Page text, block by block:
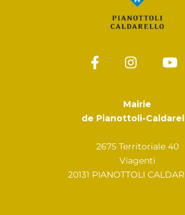
Mairie
de Pianottoli-
2675 Territoriale 40
Viagenti
20131 PIANOTTOLI